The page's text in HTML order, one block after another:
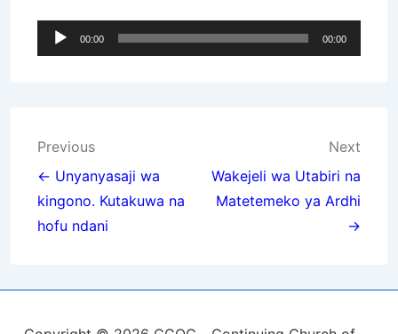
Audio
Player
00:00 00:00
Post
navigation
Previous
← Unyanyasaji wa
kingono. Kutakuwa na
hofu ndani
Next
Wakejeli wa Utabiri na
Matetemeko ya Ardhi
→